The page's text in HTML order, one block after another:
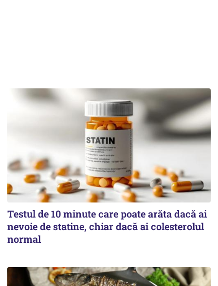
Testul de 10 minute care poate arăta dacă ai
nevoie de statine, chiar dacă ai colesterolul
normal